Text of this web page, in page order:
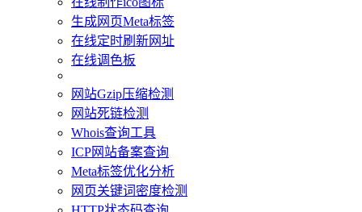
生成网页Meta标签
在线定时刷新网址
在线调色板
网站Gzip压缩检测
网站死链检测
Whois查询工具
ICP网站备案查询
Meta标签优化分析
网页关键词密度检测